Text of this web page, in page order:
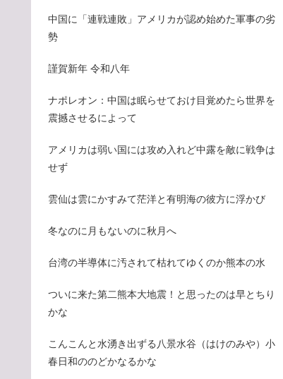
中国に「連戦連敗」アメリカが認め始めた軍事の劣
勢
謹賀新年 令和八年
ナポレオン：中国は眠らせておけ目覚めたら世界を
震撼させるによって
アメリカは弱い国には攻め入れど中露を敵に戦争は
せず
雲仙は雲にかすみて茫洋と有明海の彼方に浮かび
冬なのに月もないのに秋月へ
台湾の半導体に汚されて枯れてゆくのか熊本の水
ついに来た第二熊本大地震！と思ったのは早とちり
かな
こんこんと水湧き出ずる八景水谷（はけのみや）小
春日和ののどかなるかな